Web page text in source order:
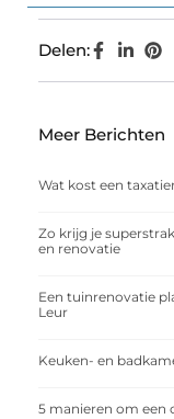
Delen:
Meer Berichten
Wat kost een
Zo krijg je
en renovatie
Een tuinrenovatie
Leur
Keuken- en
5 manieren om een